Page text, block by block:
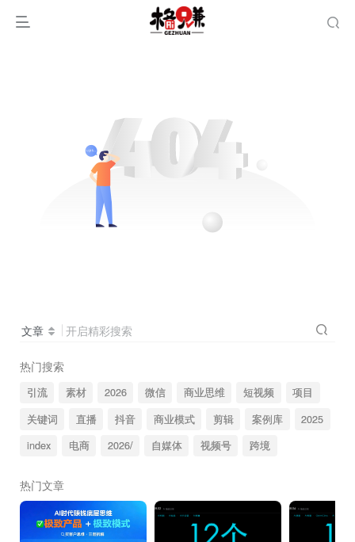
文章 开启精彩搜索
热门搜索
引流 素材 2026 微信 商业思维 短视频
项目
关键词
直播 抖音 商业模式 剪辑 案例库
2025
index
电商 2026/ 自媒体 视频号 跨境
热门文章